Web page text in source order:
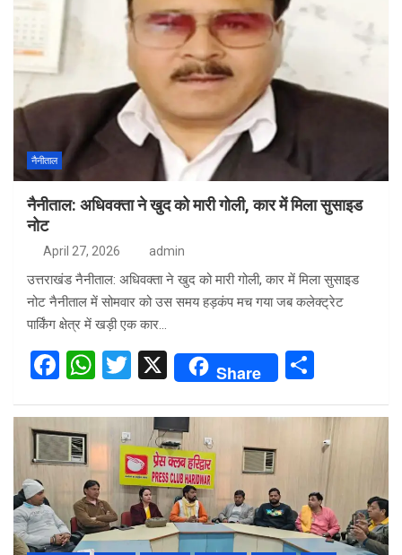
नैनीताल
नैनीताल: अधिवक्ता ने खुद को मारी गोली, कार में मिला सुसाइड
नोट
April 27, 2026 admin
उत्तराखंड नैनीताल: अधिवक्ता ने खुद को मारी गोली, कार में मिला सुसाइड
नोट नैनीताल में सोमवार को उस समय हड़कंप मच गया जब कलेक्ट्रेट
पार्किंग क्षेत्र में खड़ी एक कार…
F
ce
b
o
o
k
W
at
s
A
p
p
T
tt
er
X Share
ar
e